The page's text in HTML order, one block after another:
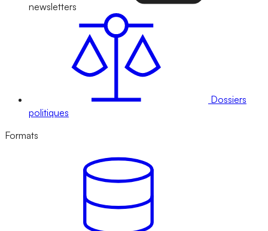
newsletters
Dossiers
politiques
Formats